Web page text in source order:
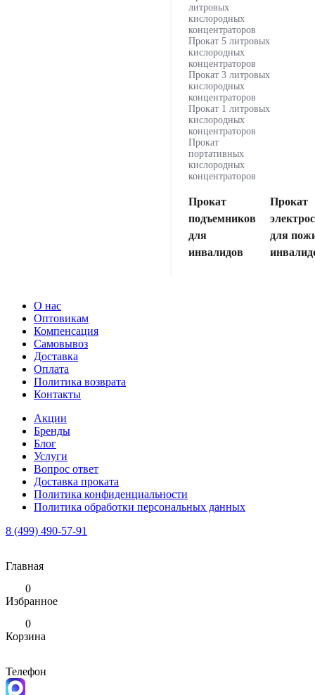
литровых
кислородных
концентраторов
Прокат 5 литровых
кислородных
концентраторов
Прокат 3 литровых
кислородных
концентраторов
Прокат 1 литровых
кислородных
концентраторов
Прокат
портативных
кислородных
концентраторов
Прокат
подъемников
для
инвалидов
Прокат
для
О нас
Оптовикам
Компенсация
Самовывоз
Доставка
Оплата
Политика возврата
Контакты
Акции
Бренды
Блог
Услуги
Вопрос ответ
Доставка проката
Политика конфиденциальности
Политика обработки персональных данных
8 (499) 490-57-91
Главная
0
Избранное
0
Корзина
Телефон